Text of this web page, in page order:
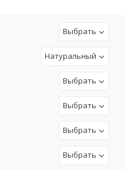
Выбрать
Натуральный
Выбрать
Выбрать
Выбрать
Выбрать